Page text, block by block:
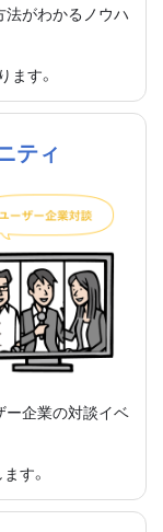
法がわかるノウハ
す。
ティ
ー企業の対談イベ
す。